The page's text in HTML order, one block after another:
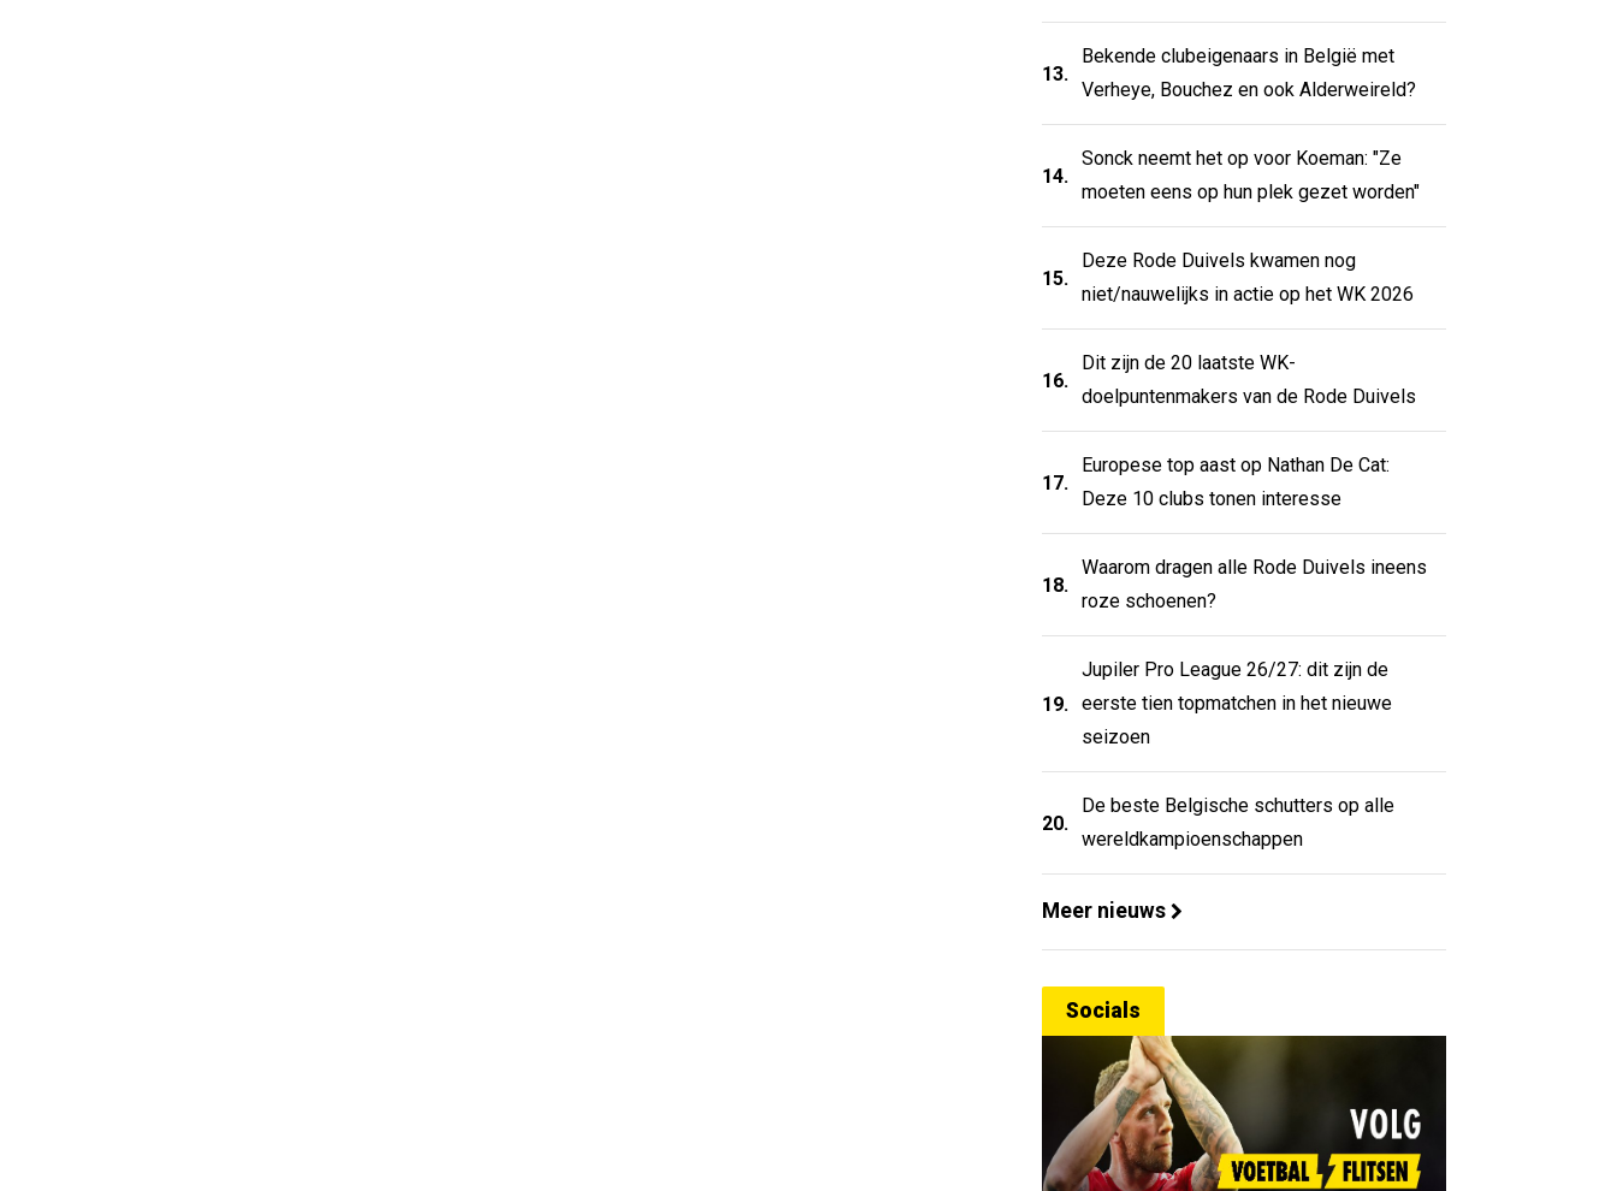
13.
Bekende clubeigenaars in België met
Verheye, Bouchez en ook Alderweireld?
14.
Sonck neemt het op voor Koeman: "Ze
moeten eens op hun plek gezet worden"
15.
Deze Rode Duivels kwamen nog
niet/nauwelijks in actie op het WK 2026
16.
Dit zijn de 20 laatste WK-
doelpuntenmakers van de Rode Duivels
17.
Europese top aast op Nathan De Cat:
Deze 10 clubs tonen interesse
18.
Waarom dragen alle Rode Duivels ineens
roze schoenen?
19.
Jupiler Pro League 26/27: dit zijn de
eerste tien topmatchen in het nieuwe
seizoen
20.
De beste Belgische schutters op alle
wereldkampioenschappen
Meer nieuws
Socials